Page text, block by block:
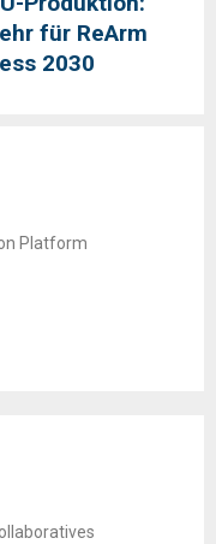
für ReArm
2030
Platform